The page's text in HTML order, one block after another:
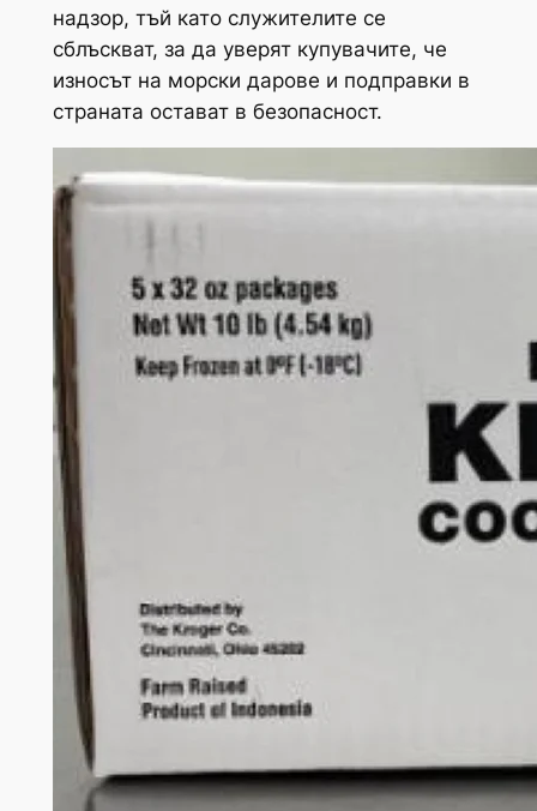
надзор, тъй като служителите се
сблъскват, за да уверят купувачите, че
износът на морски дарове и подправки в
страната остават в безопасност.